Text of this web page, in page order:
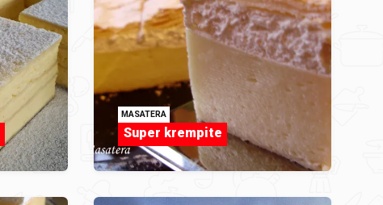
MASATERA
Super krempite